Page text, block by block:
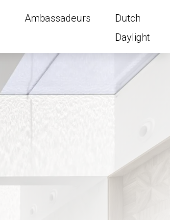
Ambassadeurs
Dutch
Daylight